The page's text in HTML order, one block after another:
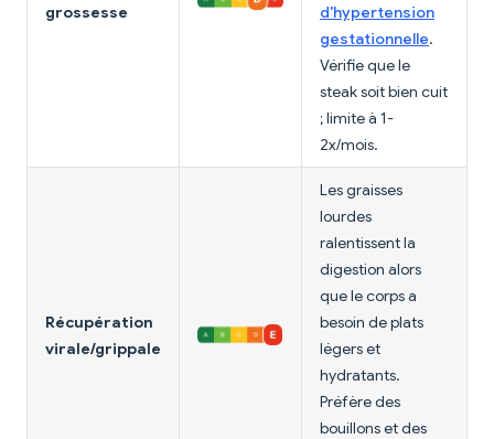
grossesse
d'hypertension
gestationnelle.
Vérifie que le
steak soit bien cuit
; limite à 1-
2x/mois.
Récupération
virale/grippale
Les graisses
lourdes
ralentissent la
digestion alors
que le corps a
besoin de plats
légers et
hydratants.
Préfère des
bouillons et des